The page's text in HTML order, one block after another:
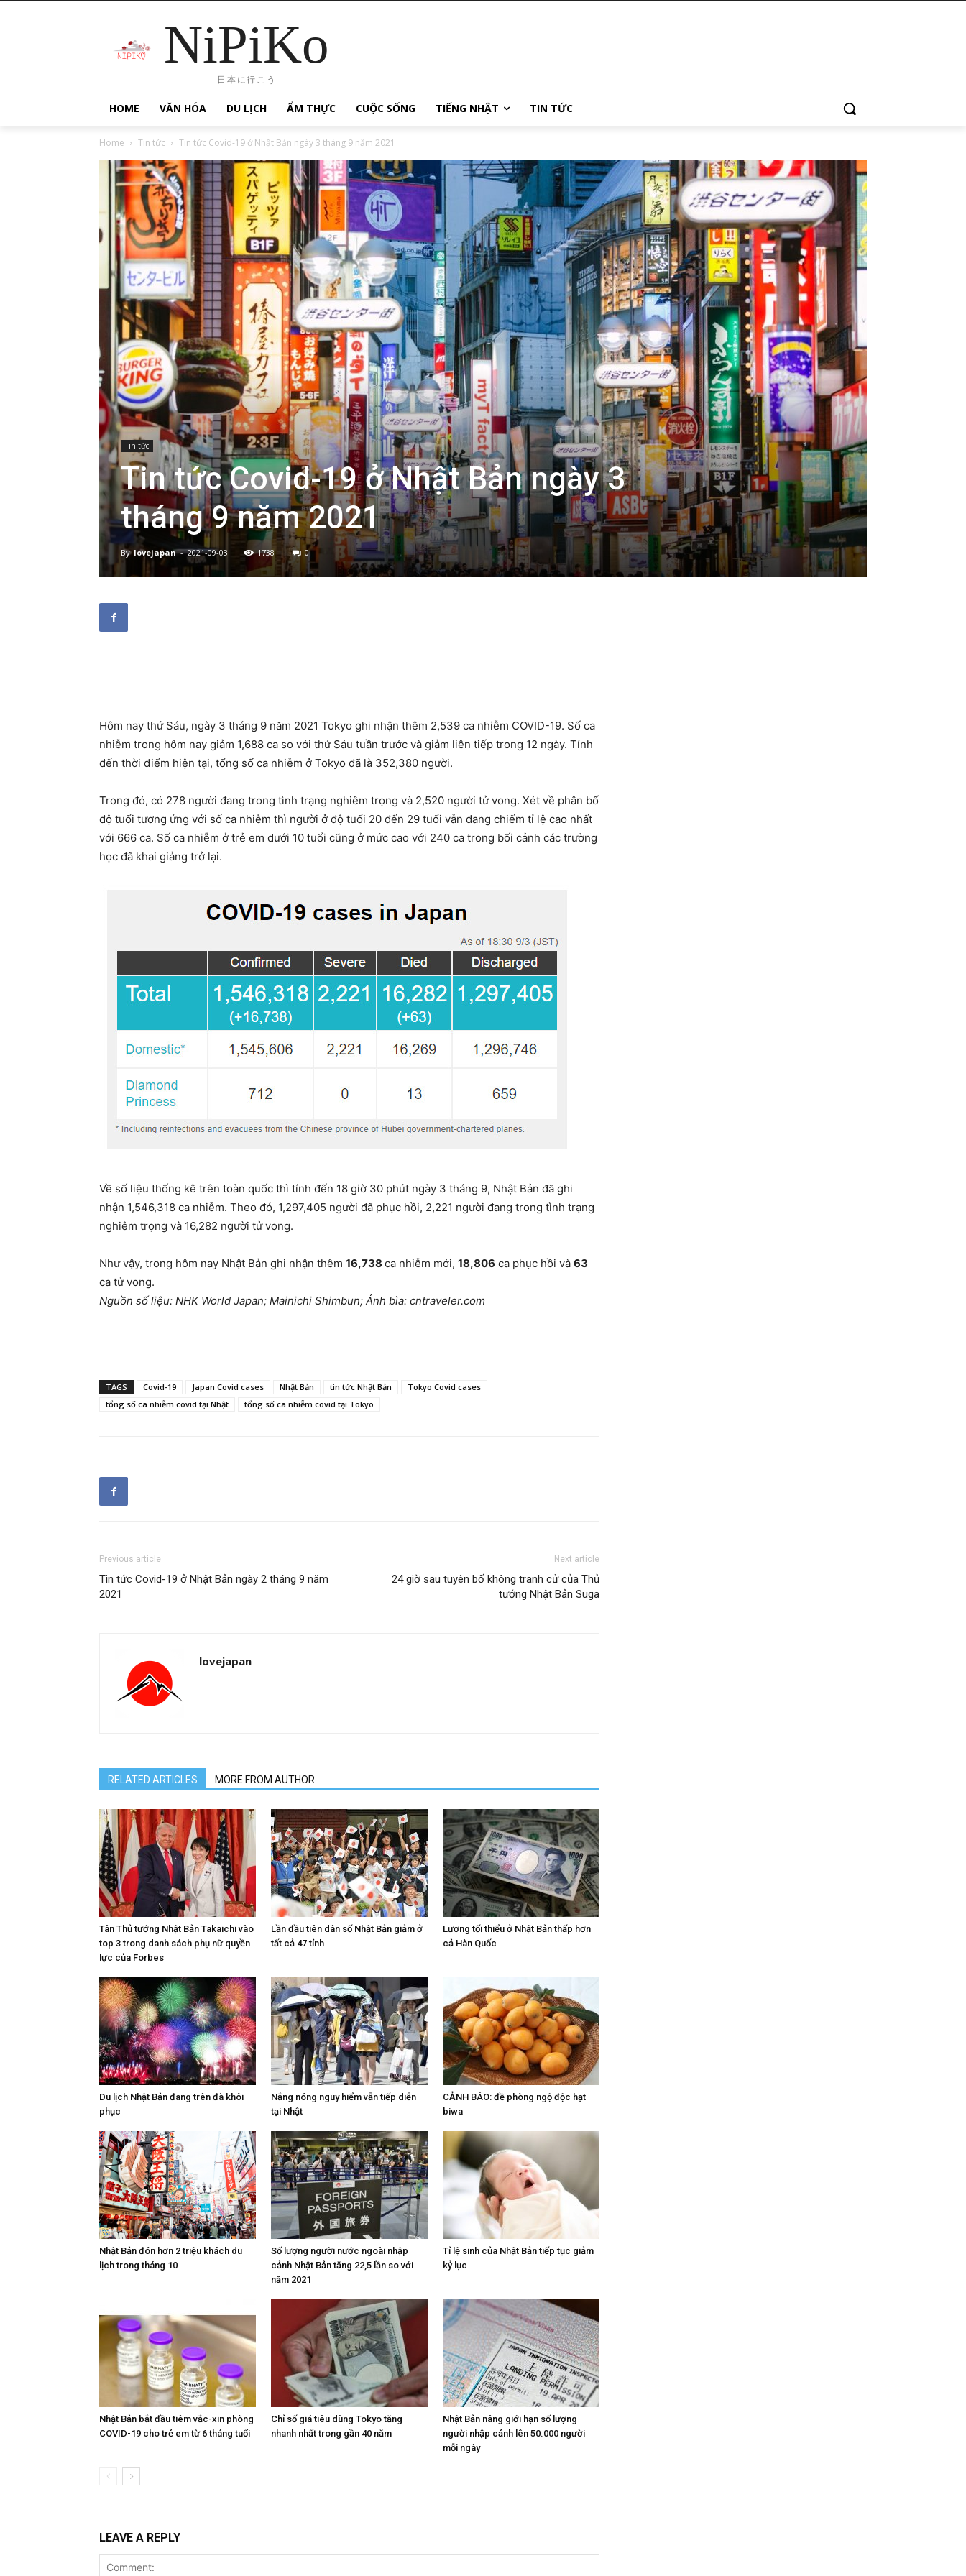
NiPiKo
日本に行こう
HOME VĂN HÓA DU LỊCH ẨM THỰC CUỘC SỐNG TIẾNG NHẬT TIN TỨC
Home Tin tức Tin tức Covid-19 ở Nhật Bản ngày 3 tháng 9 năm 2021
Tin tức
Tin tức Covid-19 ở Nhật Bản ngày 3
tháng 9 năm 2021
By lovejapan - 2021-09-03 1738 0
Hôm nay thứ Sáu, ngày 3 tháng 9 năm 2021 Tokyo ghi nhận thêm 2,539 ca nhiễm COVID-19. Số ca
nhiễm trong hôm nay giảm 1,688 ca so với thứ Sáu tuần trước và giảm liên tiếp trong 12 ngày. Tính
đến thời điểm hiện tại, tổng số ca nhiễm ở Tokyo đã là 352,380 người.
Trong đó, có 278 người đang trong tình trạng nghiêm trọng và 2,520 người tử vong. Xét về phân bố
độ tuổi tương ứng với số ca nhiễm thì người ở độ tuổi 20 đến 29 tuổi vẫn đang chiếm tỉ lệ cao nhất
với 666 ca. Số ca nhiễm ở trẻ em dưới 10 tuổi cũng ở mức cao với 240 ca trong bối cảnh các trường
học đã khai giảng trở lại.
Về số liệu thống kê trên toàn quốc thì tính đến 18 giờ 30 phút ngày 3 tháng 9, Nhật Bản đã ghi
nhận 1,546,318 ca nhiễm. Theo đó, 1,297,405 người đã phục hồi, 2,221 người đang trong tình trạng
nghiêm trọng và 16,282 người tử vong.
Như vậy, trong hôm nay Nhật Bản ghi nhận thêm 16,738 ca nhiễm mới, 18,806 ca phục hồi và 63
ca tử vong.
Nguồn số liệu: NHK World Japan; Mainichi Shimbun; Ảnh bìa: cntraveler.com
TAGS Covid-19 Japan Covid cases Nhật Bản tin tức Nhật Bản
Tokyo Covid cases
tổng số ca nhiễm covid tại Nhật
tổng số ca nhiễm covid tại Tokyo
Previous article
Tin tức Covid-19 ở Nhật Bản ngày 2 tháng 9 năm
2021
Next article
24 giờ sau tuyên bố không tranh cử của Thủ
tướng Nhật Bản Suga
lovejapan
RELATED ARTICLES MORE FROM AUTHOR
Tân Thủ tướng Nhật Bản Takaichi vào
top 3 trong danh sách phụ nữ quyền
lực của Forbes
Lần đầu tiên dân số Nhật Bản giảm ở
tất cả 47 tỉnh
Lương tối thiểu ở Nhật Bản thấp hơn
cả Hàn Quốc
Du lịch Nhật Bản đang trên đà khôi
phục
Nắng nóng nguy hiểm vẫn tiếp diễn
tại Nhật
CẢNH BÁO: đề phòng ngộ độc hạt
biwa
Nhật Bản đón hơn 2 triệu khách du
lịch trong tháng 10
Số lượng người nước ngoài nhập
cảnh Nhật Bản tăng 22,5 lần so với
năm 2021
Tỉ lệ sinh của Nhật Bản tiếp tục giảm
kỷ lục
Nhật Bản bắt đầu tiêm vắc-xin phòng
COVID-19 cho trẻ em từ 6 tháng tuổi
Chỉ số giá tiêu dùng Tokyo tăng
nhanh nhất trong gần 40 năm
Nhật Bản nâng giới hạn số lượng
người nhập cảnh lên 50.000 người
mỗi ngày
LEAVE A REPLY